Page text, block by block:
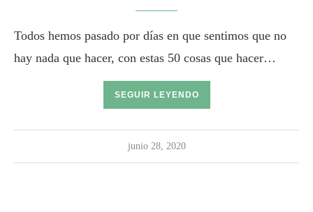
Todos hemos pasado por días en que sentimos que no
hay nada que hacer, con estas 50 cosas que hacer…
SEGUIR LEYENDO
junio 28, 2020